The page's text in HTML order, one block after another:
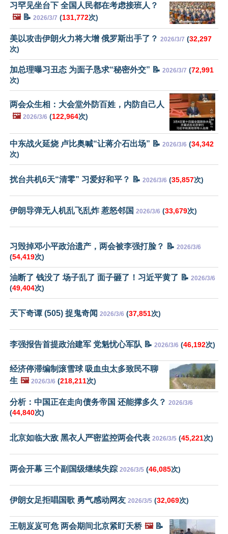
习罕见坐台下 全国人民都在考虑接班人？
🖼️📝 2026/3/7 (131,772次)
美以攻击伊朗火力将大增 俄罗斯出手了？ 2026/3/7 (32,297
次)
加总理曝习丑态 为面子恳求“秘密外交” 📝 2026/3/7 (72,991
次)
两会众生相：大会堂外防百姓，内防自己人
🖼️ 2026/3/6 (122,964次)
中东战火延烧 卢比奥喊“让蒋介石出场” 📝 2026/3/6 (34,342
次)
扰台共机6天“清零” 习爱好和平？ 📝 2026/3/6 (35,857次)
伊朗导弹无人机乱飞乱炸 惹怒邻国 2026/3/6 (33,679次)
习毁掉邓小平政治遗产，两会被李强打脸？ 📝 2026/3/6
(54,419次)
油断了 钱没了 场子乱了 面子砸了！习近平黄了 📝 2026/3/6
(49,404次)
天下奇谭 (505) 捉鬼奇闻 2026/3/6 (37,851次)
李强报告首提政治建军 党魁忧心军队 📝 2026/3/6 (46,192次)
经济停滞编制滚雪球 吸血虫太多致民不聊
生 🖼️ 2026/3/6 (218,211次)
分析：中国正在走向债务帝国 还能撑多久？ 2026/3/6
(44,840次)
北京如临大敌 黑衣人严密监控两会代表 2026/3/5 (45,221次)
两会开幕 三个副国级继续失踪 2026/3/5 (46,085次)
伊朗女足拒唱国歌 勇气感动网友 2026/3/5 (32,069次)
王朝岌岌可危 两会期间北京紧盯天桥 🖼️📝